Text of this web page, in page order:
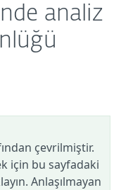
analiz
çevrilmiştir.
için bu sayfadaki
Anlaşılmayan